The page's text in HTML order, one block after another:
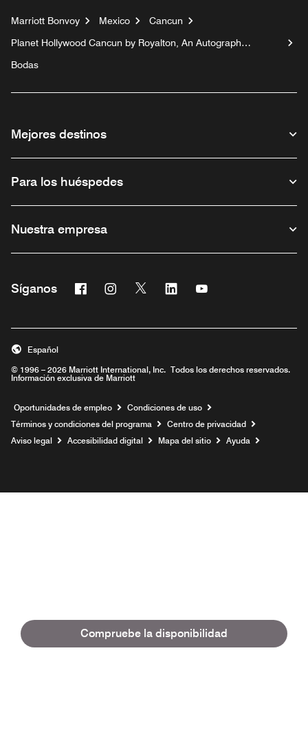
Compruebe la disponibilidad
Marriott Bonvoy Mexico
Cancun
Planet Hollywood Cancun by Royalton, An Autograph
Bodas
Mejores destinos
Para los huéspedes
Nuestra empresa
Síganos Facebook
Abre una ventana nueva
Instagram
Abre una ventana nueva
Twitter
Abre una ventana nueva
Linkedin
Abre una ventana nueva
Abre una ventana
© 1996 – 2026 Marriott International, Inc. Todos los derechos reservados.
Información exclusiva de Marriott
Español
Oportunidades de empleo Abre una ventana nueva
Condiciones de uso
Términos y condiciones del programa
Centro de privacidad
Aviso legal
Accesibilidad digital Mapa del sitio Ayuda